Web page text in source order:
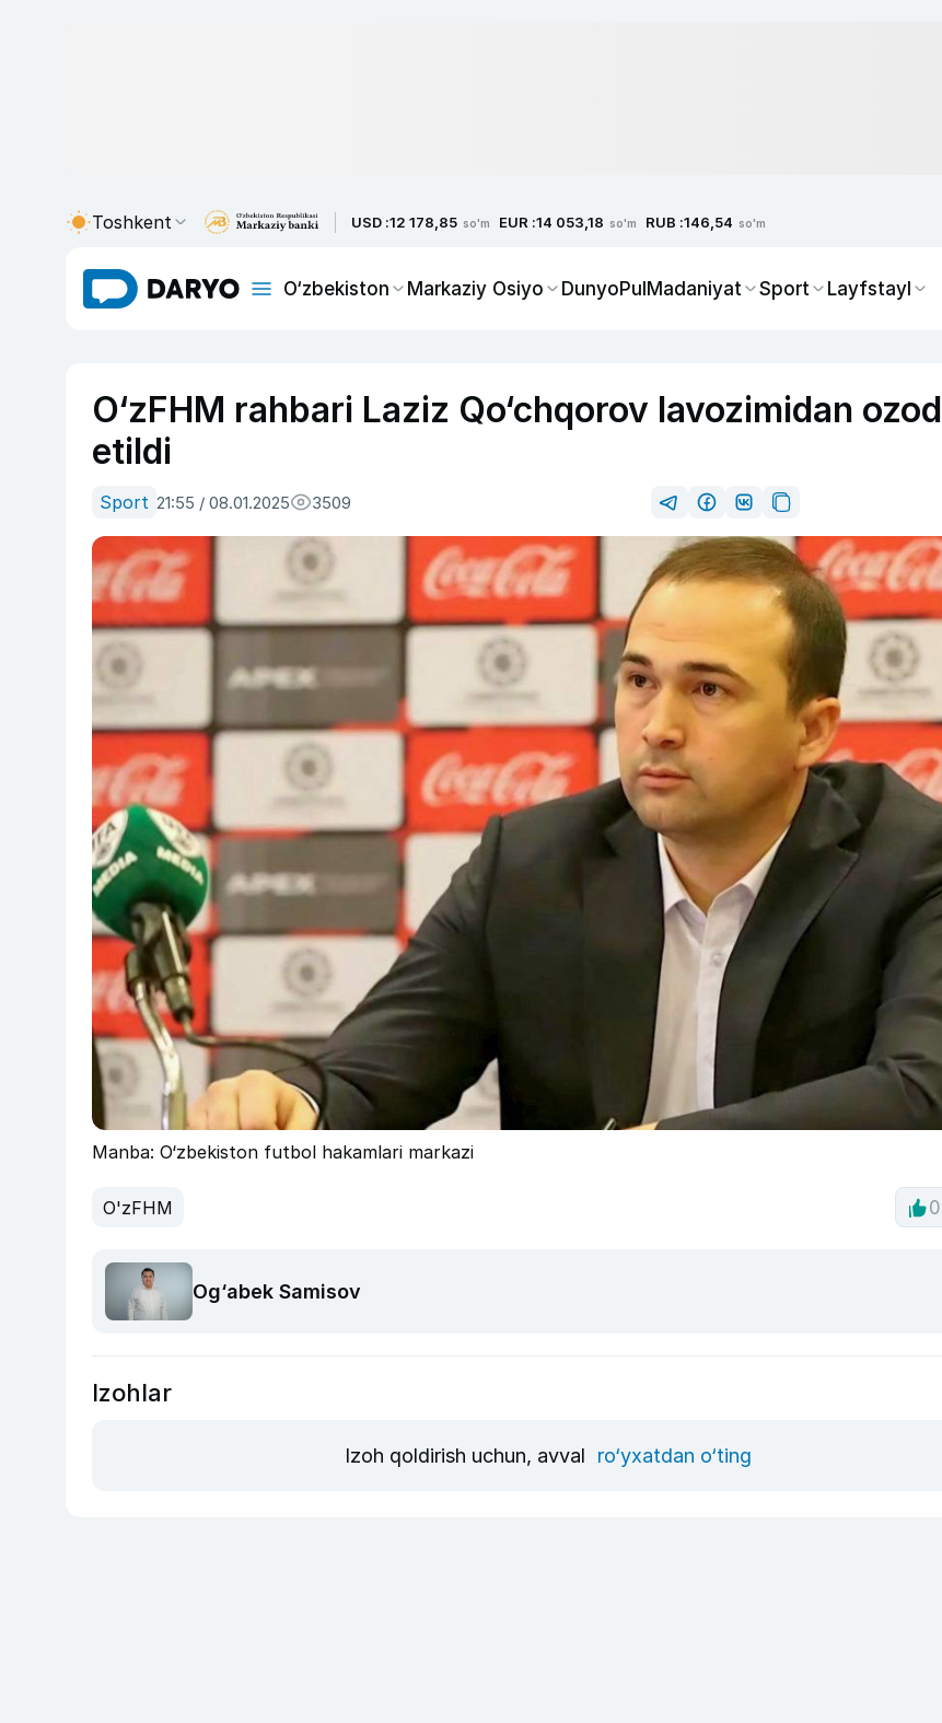
Toshkent USD :12 178,85 so'm EUR :14 053,18 so'm RUB :146,54 so'm
O‘zbekiston Markaziy Osiyo DunyoPulMadaniyat Sport Layfstayl
O‘zFHM rahbari Laziz Qo‘chqorov lavozimidan ozod
etildi
Sport 21:55 / 08.01.2025 3509
Manba: O‘zbekiston futbol hakamlari markazi
O'zFHM 0
Og‘abek Samisov
Izohlar
Izoh qoldirish uchun, avval ro‘yxatdan o‘ting